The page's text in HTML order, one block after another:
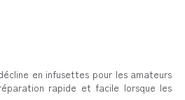
en infusettes pour les amateurs
rapide et facile lorsque les